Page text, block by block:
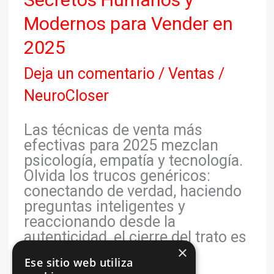
Modernos para Vender en
2025
Deja un comentario / Ventas /
NeuroCloser
Las técnicas de venta más
efectivas para 2025 mezclan
psicología, empatía y tecnología.
Olvida los trucos genéricos:
conectando de verdad, haciendo
preguntas inteligentes y
reaccionando desde la
autenticidad, el cierre del trato es
×
Ese sitio web utiliza